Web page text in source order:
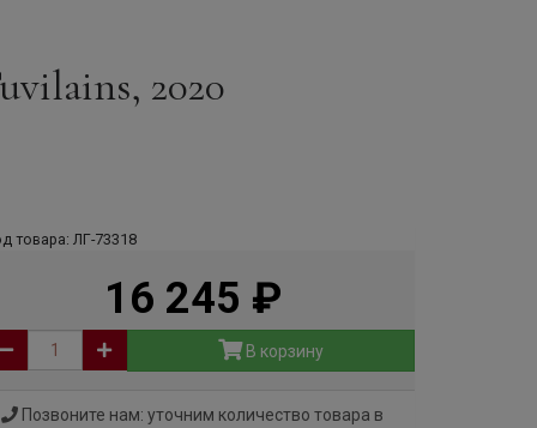
2020
товара: ЛГ-73318
16 245
В корзину
Позвоните нам: уточним количество товара в